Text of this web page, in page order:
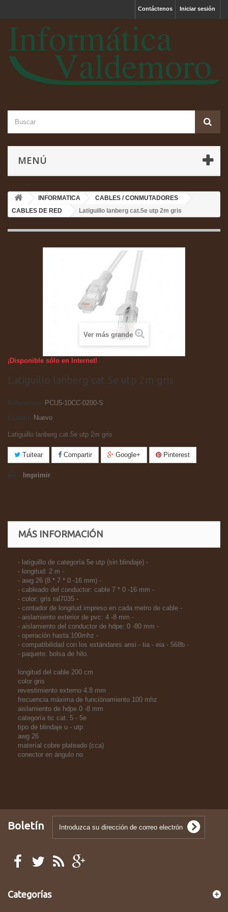
Iniciar sesión
Contáctenos
MENÚ
INFORMATICA
CABLES / CONMUTADORES
CABLES DE RED
Latiguillo lanberg cat.5e utp 2m gris
Ver más grande
¡Disponible sólo en Internet!
Latiguillo lanberg cat.5e utp 2m gris
Referencia:
PCU5-10CC-0200-S
Nuevo
Latiguillo lanberg cat.5e utp 2m gris
Tuitear Compartir Google+ Pinterest
Imprimir
MÁS INFORMACIÓN
- latiguillo de categoría 5e utp (sin blindaje) -
- longitud: 2 m -
- awg 26 (8 * 7 * 0 -16 mm) -
- cableado del conductor: cable 7 * 0 -16 mm -
- color: gris ral7035 -
- contador de longitud impreso en cada metro de cable -
- aislamiento exterior de pvc: 4 -8 mm -
- aislamiento del conductor de hdpe: 0 -80 mm -
- operación hasta 100mhz -
- compatibilidad con los estándares ansi - tia - eia - 568b -
- paquete: bolsa de hilo.
longitud del cable 200 cm
color gris
revestimiento externo 4.8 mm
frecuencia máxima de funciónamiento 100 mhz
aislamiento de hdpe 0 -8 mm
categoría tic cat. 5 - 5e
tipo de blindaje u - utp
awg 26
materíal cobre plateado (cca)
conector en ángulo no
Boletín
Categorías